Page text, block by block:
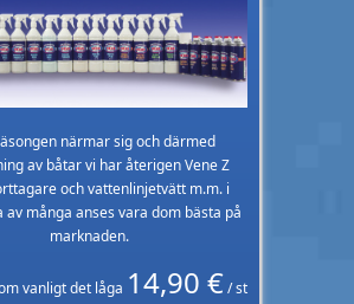
närmar sig och därmed
av båtar vi har återigen Vene Z
och vattenlinjetvätt m.m. i
av många anses vara dom bästa på
marknaden.
vanligt det låga 14,90 € / st